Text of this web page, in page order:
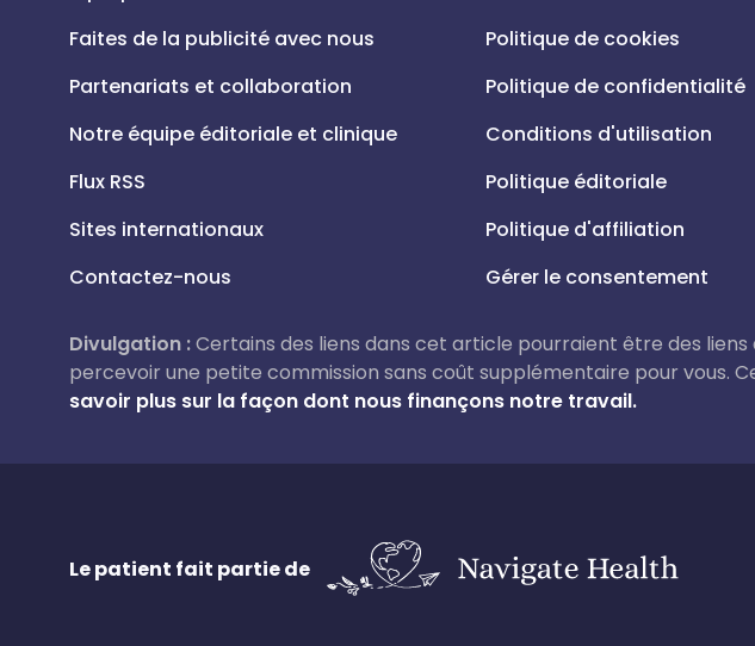
Faites de la publicité avec nous
Partenariats et collaboration
Notre équipe éditoriale et clinique
Flux RSS
Sites internationaux
Contactez-nous
Politique de cookies
Politique de confidentialité
Conditions d'utilisation
Politique éditoriale
Politique d'affiliation
Gérer le consentement
Divulgation :Certains des liens dans cet article pourraient être des
percevoir une petite commission sans coût supplémentaire pour vous.
savoir plus sur la façon dont nous finançons notre travail.
Le patient fait partie de